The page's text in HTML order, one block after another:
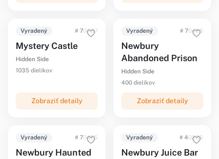
Vyradený # 70437
Mystery Castle
Hidden Side
1035 dielikov
Zobraziť detaily
Vyradený # 70435
Newbury
Abandoned Prison
Hidden Side
400 dielikov
Zobraziť detaily
Vyradený # 70425
Newbury Haunted
Vyradený # 40336
Newbury Juice Bar